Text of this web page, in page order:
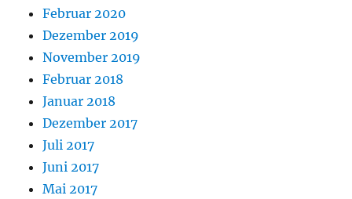
Februar 2020
Dezember 2019
November 2019
Februar 2018
Januar 2018
Dezember 2017
Juli 2017
Juni 2017
Mai 2017